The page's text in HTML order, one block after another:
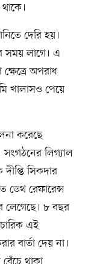
দেরি হয়।
সময় লাগে। এ
অপরাধ
খালাসও পেয়ে
করেছে
সংগঠনের লিগ্যাল
সিকদার
রেফারেন্স
লেগেছে। ৮ বছর
এই
বার্তা দেয় না।